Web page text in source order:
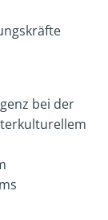
bei der